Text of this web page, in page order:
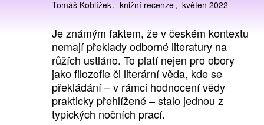
Tomáš Koblížek knižní recenze květen 2022
Je známým faktem, že v českém kontextu
nemají překlady odborné literatury na
růžích ustláno. To platí nejen pro obory
jako filozofie či literární věda, kde se
překládání – v rámci hodnocení vědy
prakticky přehlížené – stalo jednou z
typických nočních prací.